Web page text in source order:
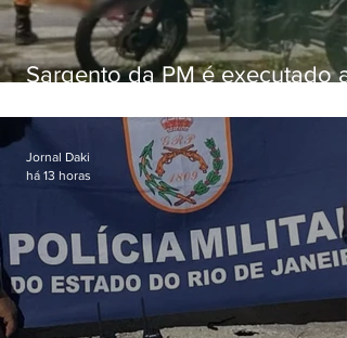
Sargento da PM é executado a
em Vaz Lobo
Jornal Daki
há 13 horas